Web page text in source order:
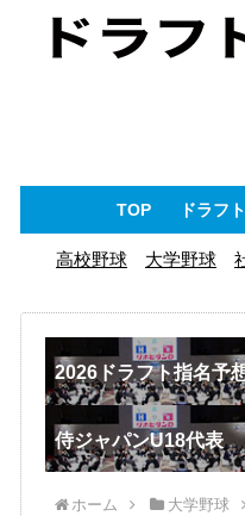
TOP ドラフ
高校野球 大学野球
2026ドラフト指名予
侍ジャパンU18代表
ホーム 大学野球